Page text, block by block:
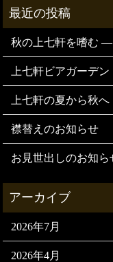
秋の上七軒を嗜む
上七軒ビアガーデン
上七軒の夏から秋へ
襟替えのお知らせ
お見世出しのお知ら
2026年7月
2026年4月